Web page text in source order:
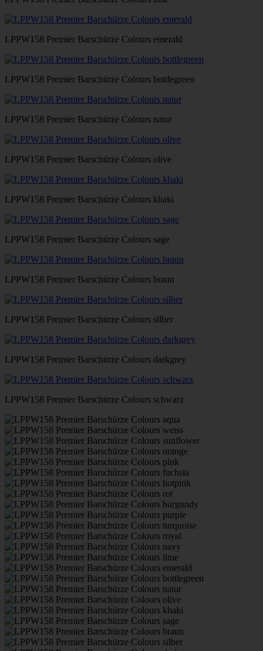
LPPW158 Premier Barschürze Colours emerald
LPPW158 Premier Barschürze Colours bottlegreen
LPPW158 Premier Barschürze Colours natur
LPPW158 Premier Barschürze Colours olive
LPPW158 Premier Barschürze Colours khaki
LPPW158 Premier Barschürze Colours sage
LPPW158 Premier Barschürze Colours braun
LPPW158 Premier Barschürze Colours silber
LPPW158 Premier Barschürze Colours darkgrey
LPPW158 Premier Barschürze Colours schwarz